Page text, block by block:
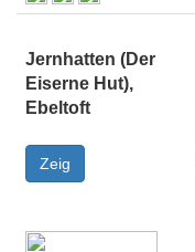
Jernhatten (Der
Eiserne Hut),
Ebeltoft